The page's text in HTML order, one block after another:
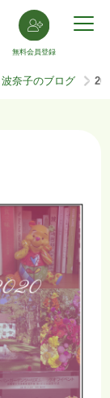
無料会員登録
奈子のブログ >